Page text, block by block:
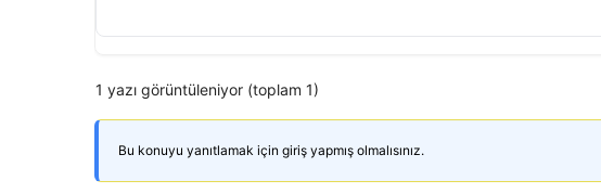
1 yazı görüntüleniyor (toplam 1)
Bu konuyu yanıtlamak için giriş yapmış olmalısınız.